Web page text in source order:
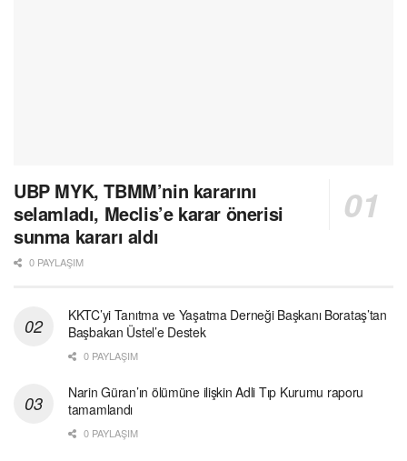
UBP MYK, TBMM’nin kararını
selamladı, Meclis’e karar önerisi
sunma kararı aldı
0 PAYLAŞIM
KKTC’yi Tanıtma ve Yaşatma Derneği Başkanı Borataş’tan
Başbakan Üstel’e Destek
0 PAYLAŞIM
Narin Güran’ın ölümüne ilişkin Adli Tıp Kurumu raporu
tamamlandı
0 PAYLAŞIM